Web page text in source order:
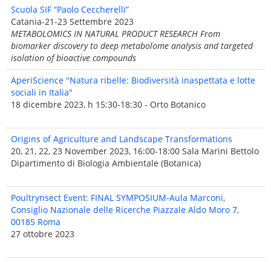
Scuola SIF “Paolo Ceccherelli”
Catania-21-23 Settembre 2023
METABOLOMICS IN NATURAL PRODUCT RESEARCH From
biomarker discovery to deep metabolome analysis and targeted
isolation of bioactive compounds
AperiScience "Natura ribelle: Biodiversità inaspettata e lotte
sociali in Italia"
18 dicembre 2023, h 15:30-18:30 - Orto Botanico
Origins of Agriculture and Landscape Transformations
20, 21, 22, 23 November 2023, 16:00-18:00 Sala Marini Bettolo
Dipartimento di Biologia Ambientale (Botanica)
Poultrynsect Event: FINAL SYMPOSIUM-Aula Marconi,
Consiglio Nazionale delle Ricerche Piazzale Aldo Moro 7,
00185 Roma
27 ottobre 2023